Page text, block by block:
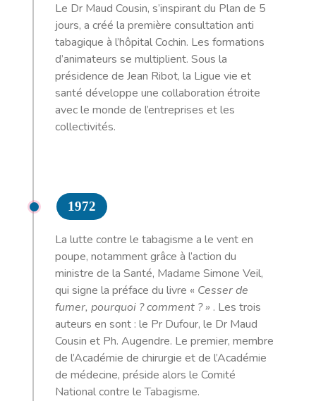
Le Dr Maud Cousin, s’inspirant du Plan de 5
jours, a créé la première consultation anti
tabagique à l’hôpital Cochin. Les formations
d’animateurs se multiplient. Sous la
présidence de Jean Ribot, la Ligue vie et
santé développe une collaboration étroite
avec le monde de l’entreprises et les
collectivités.
1972
La lutte contre le tabagisme a le vent en
poupe, notamment grâce à l’action du
ministre de la Santé, Madame Simone Veil,
qui signe la préface du livre « Cesser de
fumer, pourquoi ? comment ? » . Les trois
auteurs en sont : le Pr Dufour, le Dr Maud
Cousin et Ph. Augendre. Le premier, membre
de l’Académie de chirurgie et de l’Académie
de médecine, préside alors le Comité
National contre le Tabagisme.